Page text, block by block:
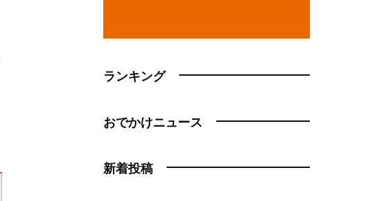
ランキング
おでかけニュース
新着投稿